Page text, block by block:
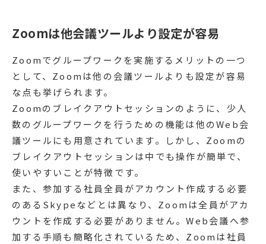
Zoomは他会議ツールより設定が容易
Zoomでグループワークを実施するメリットの一つ
として、Zoomは他の会議ツールよりも設定が容易
な点も挙げられます。
Zoomのブレイクアウトセッションのように、少人
数のグループワークを行うための機能は他のWeb会
議ツールにも用意されています。しかし、Zoomの
ブレイクアウトセッションは中でも操作が簡単で、
使いやすいことが特徴です。
また、参加する社員全員がアカウント作成する必要
のあるSkypeなどとは異なり、Zoomは全員がアカ
ウントを作成する必要がありません。Web会議へ参
加する手順も簡略化されているため、Zoomは社員